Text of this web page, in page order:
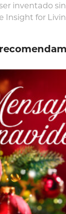
inventado
Insight for